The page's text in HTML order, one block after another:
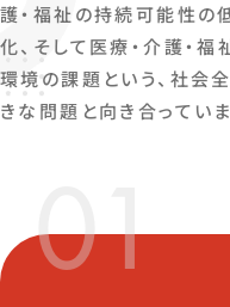
護・福祉の持続可能性の
化、そして医療・介護・
環境の課題という、社会
きな問題と向き合っていま
01